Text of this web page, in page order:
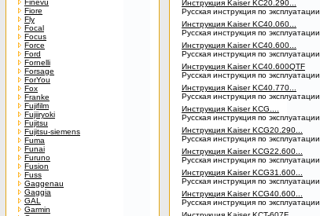
Finevu
Fiore
Fly
Focal
Focus
Force
Ford
Fornelli
Forsage
ForYou
Fox
Franke
Fujifilm
Fujiiryoki
Fujitsu
Fujitsu-siemens
Fuma
Funai
Furuno
Fusion
Fuss
Gaggenau
Gaggia
GAL
Garmin
Инструкция Kaiser KC20.290...
Русская инструкция по эксплуатации
Инструкция Kaiser KC40.060...
Русская инструкция по эксплуатации
Инструкция Kaiser KC40.600...
Русская инструкция по эксплуатации
Инструкция Kaiser KC40.600QTF
Русская инструкция по эксплуатации
Инструкция Kaiser KC40.770...
Русская инструкция по эксплуатации
Инструкция Kaiser KCG....
Русская инструкция по эксплуатации
Инструкция Kaiser KCG20.290...
Русская инструкция по эксплуатации
Инструкция Kaiser KCG22.600...
Русская инструкция по эксплуатации
Инструкция Kaiser KCG31.600...
Русская инструкция по эксплуатации
Инструкция Kaiser KCG40.600...
Русская инструкция по эксплуатации